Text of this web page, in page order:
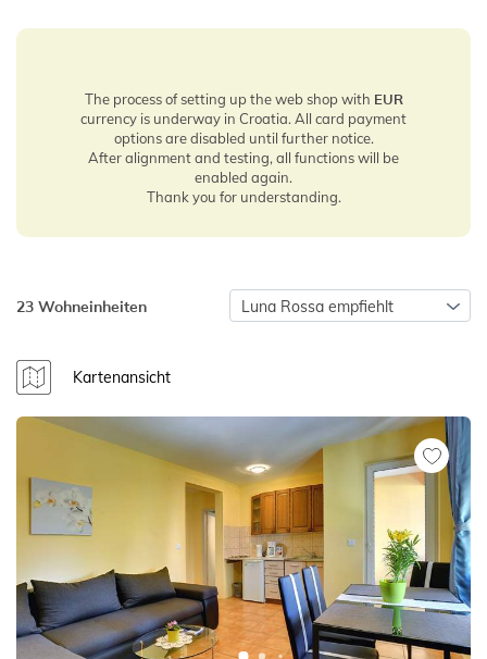
The process of setting up the web shop with EUR
currency is underway in Croatia. All card payment
options are disabled until further notice.
After alignment and testing, all functions will be
enabled again.
Thank you for understanding.
23 Wohneinheiten Luna Rossa empfiehlt
Kartenansicht